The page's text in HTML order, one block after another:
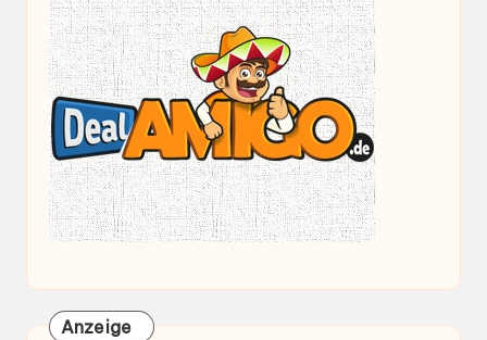
Anzeige